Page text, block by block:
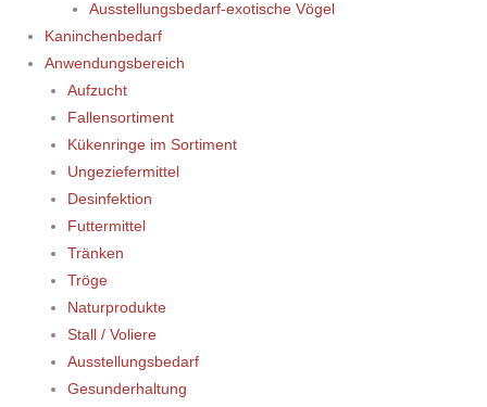
Ausstellungsbedarf-exotische Vögel
Kaninchenbedarf
Anwendungsbereich
Aufzucht
Fallensortiment
Kükenringe im Sortiment
Ungeziefermittel
Desinfektion
Futtermittel
Tränken
Tröge
Naturprodukte
Stall / Voliere
Ausstellungsbedarf
Gesunderhaltung